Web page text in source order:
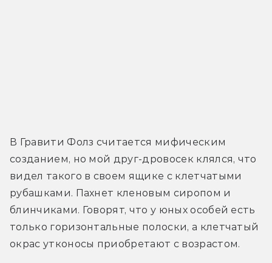
В Гравити Фолз считается мифическим
созданием, но мой друг-дровосек клялся, что
видел такого в своем ящике с клетчатыми
рубашками. Пахнет кленовым сиропом и
блинчиками. Говорят, что у юных особей есть
только горизонтальные полоски, а клетчатый
окрас утконосы приобретают с возрастом.